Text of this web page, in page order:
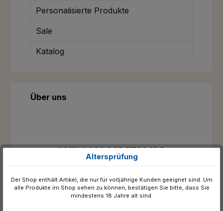
Personalisierte Produkte
Sale
Katalog
Über uns
WILLKOMMEN IM
FANSHOP DES
HOFBRÄUHAUS
Altersprüfung
Der Shop enthält Artikel, die nur für volljährige Kunden geeignet sind. Um
alle Produkte im Shop sehen zu können, bestätigen Sie bitte, dass Sie
mindestens 18 Jahre alt sind.